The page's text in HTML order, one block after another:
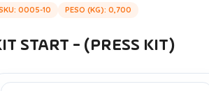
0005-10 PESO (KG): 0,700
START - (PRESS KIT)